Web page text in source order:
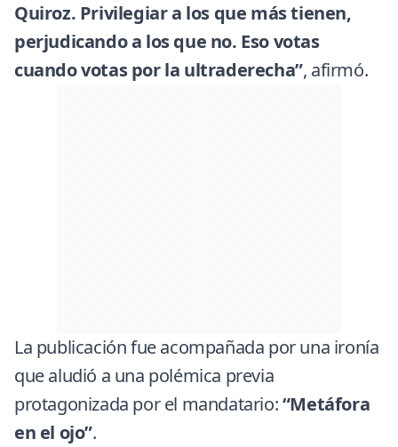
Quiroz. Privilegiar a los que más tienen,
perjudicando a los que no. Eso votas
cuando votas por la ultraderecha”, afirmó.
La publicación fue acompañada por una ironía
que aludió a una polémica previa
protagonizada por el mandatario:“Metáfora
en el ojo”.